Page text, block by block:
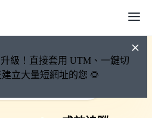
升級！直接套用 UTM、一鍵切
立大量短網址的您 🌻
短網址永久有效